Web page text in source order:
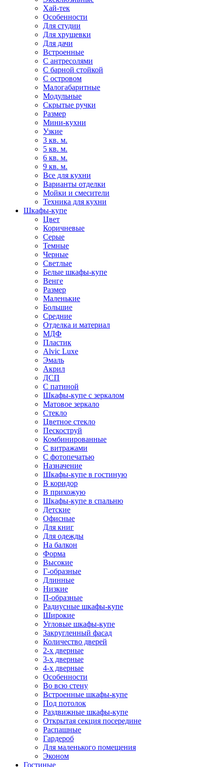
Хай-тек
Особенности
Для студии
Для хрущевки
Для дачи
Встроенные
С антресолями
С барной стойкой
С островом
Малогабаритные
Модульные
Скрытые ручки
Размер
Мини-кухни
Узкие
3 кв. м.
5 кв. м.
6 кв. м.
9 кв. м.
Все для кухни
Варианты отделки
Мойки и смесители
Техника для кухни
Шкафы-купе
Цвет
Коричневые
Серые
Темные
Черные
Светлые
Белые шкафы-купе
Венге
Размер
Маленькие
Большие
Средние
Отделка и материал
МДФ
Пластик
Alvic Luxe
Эмаль
Акрил
ДСП
С патиной
Шкафы-купе с зеркалом
Матовое зеркало
Стекло
Цветное стекло
Пескоструй
Комбинированные
С витражами
С фотопечатью
Назначение
Шкафы-купе в гостиную
В коридор
В прихожую
Шкафы-купе в спальню
Детские
Офисные
Для книг
Для одежды
На балкон
Форма
Высокие
Г-образные
Длинные
Низкие
П-образные
Радиусные шкафы-купе
Широкие
Угловые шкафы-купе
Закругленный фасад
Количество дверей
2-х дверные
3-х дверные
4-х дверные
Особенности
Во всю стену
Встроенные шкафы-купе
Под потолок
Раздвижные шкафы-купе
Открытая секция посередине
Распашные
Гардероб
Для маленького помещения
Эконом
Гостиные